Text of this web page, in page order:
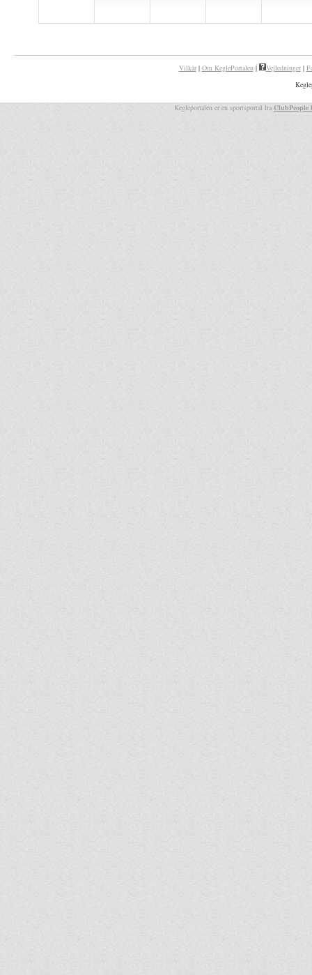
Vilkår| Om KeglePortalen| Vejledninger|
Kegleportalen er en sportsportal fra ClubPeople